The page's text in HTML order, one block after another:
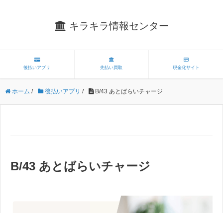
キラキラ情報センター
後払いアプリ 先払い買取 現金化サイト
ホーム / 後払いアプリ / B/43 あとばらいチャージ
B/43 あとばらいチャージ